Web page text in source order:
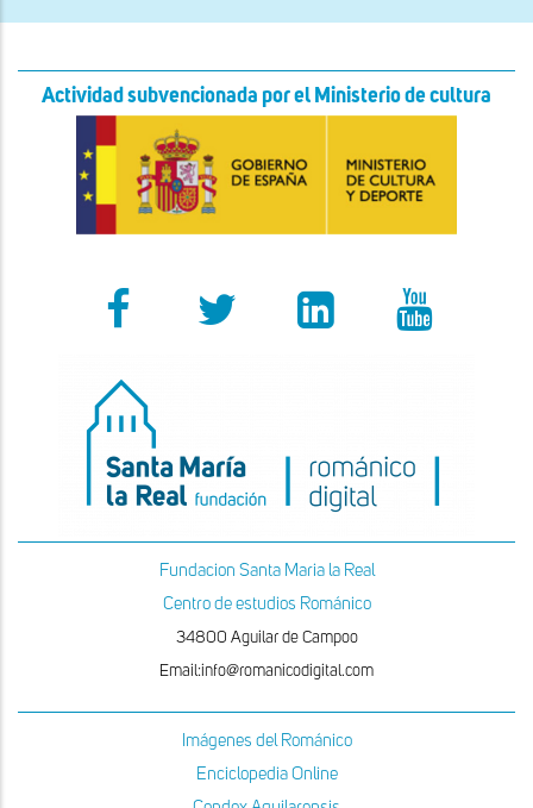
Actividad subvencionada por el Ministerio de cultura
Fundacion Santa Maria la Real
Centro de estudios Románico
34800 Aguilar de Campoo
Email:info@romanicodigital.com
Imágenes del Románico
Enciclopedia Online